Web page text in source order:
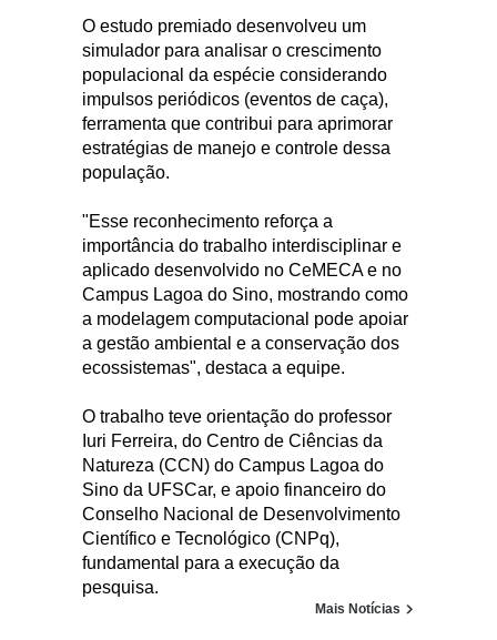
O estudo premiado desenvolveu um
simulador para analisar o crescimento
populacional da espécie considerando
impulsos periódicos (eventos de caça),
ferramenta que contribui para aprimorar
estratégias de manejo e controle dessa
população.
"Esse reconhecimento reforça a
importância do trabalho interdisciplinar e
aplicado desenvolvido no CeMECA e no
Campus Lagoa do Sino, mostrando como
a modelagem computacional pode apoiar
a gestão ambiental e a conservação dos
ecossistemas", destaca a equipe.
O trabalho teve orientação do professor
Iuri Ferreira, do Centro de Ciências da
Natureza (CCN) do Campus Lagoa do
Sino da UFSCar, e apoio financeiro do
Conselho Nacional de Desenvolvimento
Científico e Tecnológico (CNPq),
fundamental para a execução da
pesquisa.
Mais Notícias